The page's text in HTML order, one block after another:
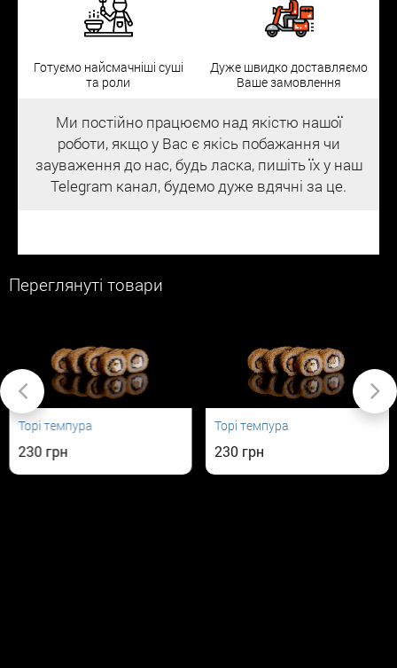
Готуємо найсмачніші суші
та роли
Дуже швидко доставляємо
Ваше замовлення
Ми постійно працюємо над якістю нашої
роботи, якщо у Вас є якісь побажання чи
зауваження до нас, будь ласка, пишіть їх у наш
Telegram канал, будемо дуже вдячні за це.
Переглянуті товари
Торі темпура
230
Торі темпура
230